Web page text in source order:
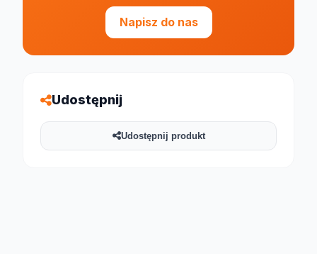
Napisz do nas
Udostępnij
Udostępnij produkt